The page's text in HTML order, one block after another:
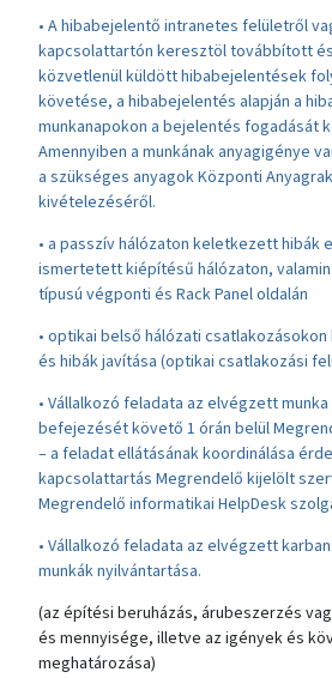
• A hibabejelentő intranetes felületről
kapcsolattartón keresztöl továbbított
közvetlenül küldött hibabejelentések
követése, a hibabejelentés alapján a
munkanapokon a bejelentés fogadását
Amennyiben a munkának anyagigénye
a szükséges anyagok Központi
kivételezéséről.
• a passzív hálózaton keletkezett hibák
ismertetett kiépítésű hálózaton, valamint
típusú végponti és Rack Panel oldalán
• optikai belső hálózati
és hibák javítása (optikai csatlakozási
• Vállalkozó feladata az elvégzett
befejezését követő 1 órán belül
– a feladat ellátásának koordinálása
kapcsolattartás Megrendelő kijelölt
Megrendelő informatikai HelpDesk
• Vállalkozó feladata az elvégzett
munkák nyilvántartása.
(az építési beruházás, árubeszerzés
és mennyisége, illetve az igények és
meghatározása)